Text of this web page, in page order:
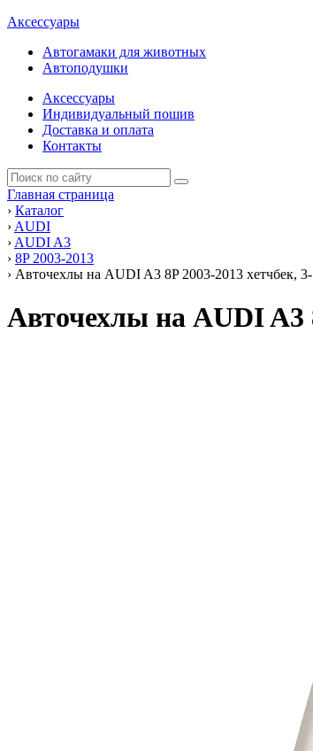
Аксессуары
Автогамаки для животных
Автоподушки
Аксессуары
Индивидуальный пошив
Доставка и оплата
Контакты
Главная страница
› Каталог
› AUDI
› AUDI A3
› 8P 2003-2013
› Авточехлы на AUDI A3 8P 2003-2013 хетчбек,
Авточехлы на AUDI A3